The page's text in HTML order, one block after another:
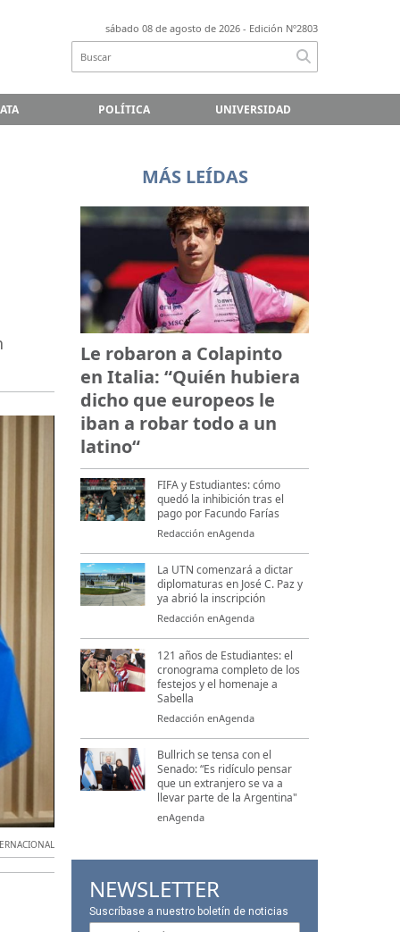
sábado 08 de agosto de 2026 - Edición Nº2803
POLÍTICA UNIVERSIDAD
MÁS LEÍDAS
Le robaron a Colapinto
en Italia: “Quién hubiera
dicho que europeos le
iban a robar todo a un
latino“
FIFA y Estudiantes: cómo
quedó la inhibición tras el
pago por Facundo Farías
Redacción enAgenda
La UTN comenzará a dictar
diplomaturas en José C. Paz y
ya abrió la inscripción
Redacción enAgenda
121 años de Estudiantes: el
cronograma completo de los
festejos y el homenaje a
Sabella
Redacción enAgenda
Bullrich se tensa con el
Senado: “Es ridículo pensar
que un extranjero se va a
llevar parte de la Argentina"
enAgenda
NEWSLETTER
Suscríbase a nuestro boletín de noticias